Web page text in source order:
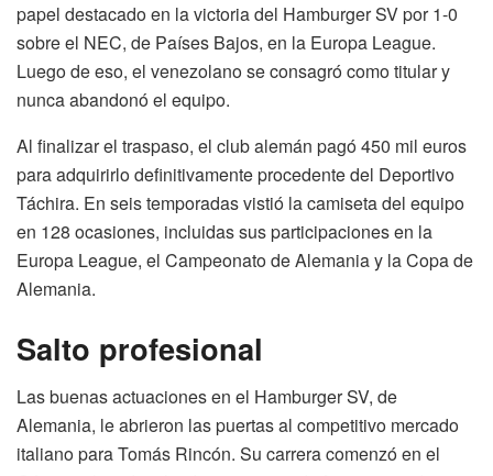
papel destacado en la victoria del Hamburger SV por 1-0
sobre el NEC, de Países Bajos, en la Europa League.
Luego de eso, el venezolano se consagró como titular y
nunca abandonó el equipo.
Al finalizar el traspaso, el club alemán pagó 450 mil euros
para adquirirlo definitivamente procedente del Deportivo
Táchira. En seis temporadas vistió la camiseta del equipo
en 128 ocasiones, incluidas sus participaciones en la
Europa League, el Campeonato de Alemania y la Copa de
Alemania.
Salto profesional
Las buenas actuaciones en el Hamburger SV, de
Alemania, le abrieron las puertas al competitivo mercado
italiano para Tomás Rincón. Su carrera comenzó en el